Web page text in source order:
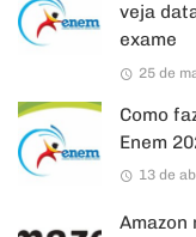
veja
exame
25 de
Como
Enem
13 de